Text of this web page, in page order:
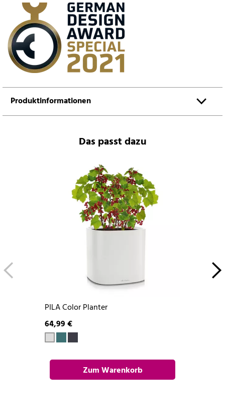
Produktinformationen
Das passt dazu
PILA Color Planter
64,99 €
Zum Warenkorb